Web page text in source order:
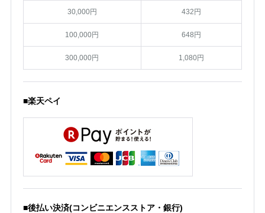
30,000円 432円
100,000円 648円
300,000円 1,080円
■楽天ペイ
■後払い決済(コンビニエンスストア・銀行)